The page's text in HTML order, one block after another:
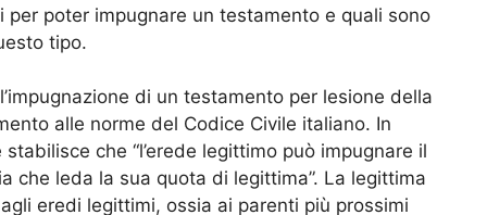
poter impugnare un testamento e quali sono
tipo.
di un testamento per lesione della
alle norme del Codice Civile italiano. In
che “l’erede legittimo può impugnare il
che leda la sua quota di legittima”. La legittima
eredi legittimi, ossia ai parenti più prossimi